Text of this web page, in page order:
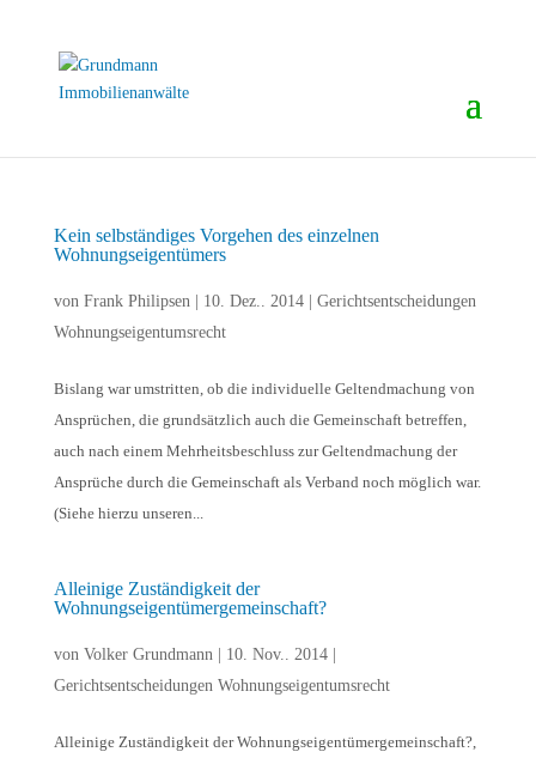
Kein selbständiges Vorgehen des einzelnen
Wohnungseigentümers
von Frank Philipsen| 10. Dez.. 2014| Gerichtsentscheidungen
Wohnungseigentumsrecht
Bislang war umstritten, ob die individuelle Geltendmachung von
Ansprüchen, die grundsätzlich auch die Gemeinschaft betreffen,
auch nach einem Mehrheitsbeschluss zur Geltendmachung der
Ansprüche durch die Gemeinschaft als Verband noch möglich war.
(Siehe hierzu unseren...
Alleinige Zuständigkeit der
Wohnungseigentümergemeinschaft?
von Volker Grundmann| 10. Nov.. 2014|
Gerichtsentscheidungen Wohnungseigentumsrecht
Alleinige Zuständigkeit der Wohnungseigentümergemeinschaft?,